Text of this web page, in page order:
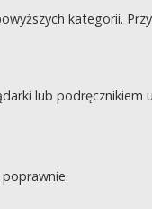
kategorii.
lub